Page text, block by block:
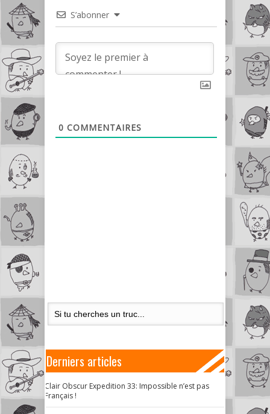
S’abonner
0 COMMENTAIRES
Derniers articles
Clair Obscur Expedition 33: Impossible n’est pas
Français !